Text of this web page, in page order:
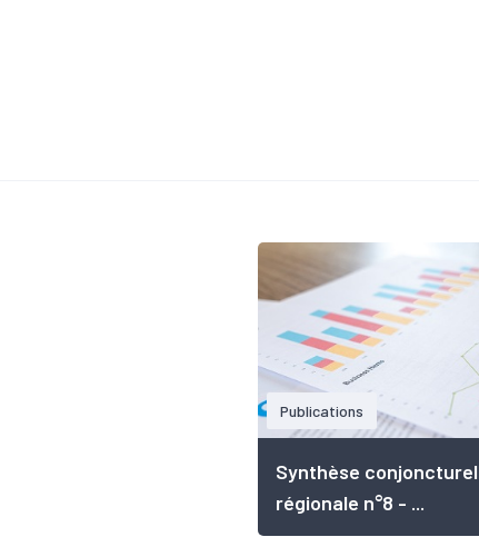
Publications
Synthèse
régionale n°8 - ...